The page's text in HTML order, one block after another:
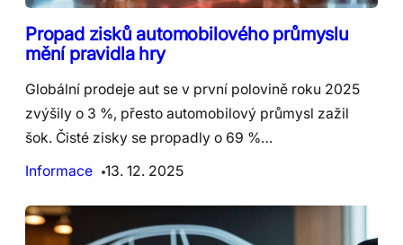
Propad zisků automobilového průmyslu
mění pravidla hry
Globální prodeje aut se v první polovině roku 2025
zvýšily o 3 %, přesto automobilový průmysl zažil
šok. Čisté zisky se propadly o 69 %…
Informace
13. 12. 2025